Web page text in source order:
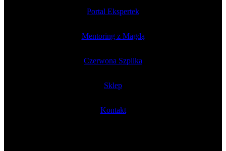
Portal Ekspertek
Mentoring z Magdą
Czerwona Szpilka
Sklep
Kontakt